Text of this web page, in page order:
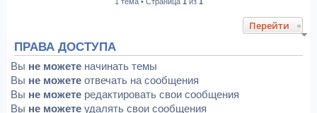
Перейти
ПРАВА ДОСТУПА
Вы не можете начинать темы
Вы не можете отвечать на сообщения
Вы не можете редактировать свои сообщения
Вы не можете удалять свои сообщения